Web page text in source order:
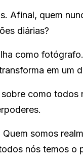
Afinal, quem
diárias?
como
em um
como todos
somos
nós temos o